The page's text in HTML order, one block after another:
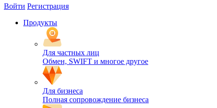
Войти Регистрация
Продукты
Для частных лиц
Обмен, SWIFT и многое другое
Для бизнеса
Полная сопровождение бизнеса